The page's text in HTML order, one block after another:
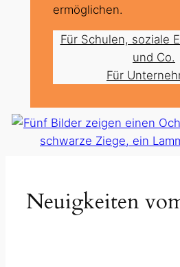
ermöglichen.
Für Schulen, soziale
und Co.
Für
Neuigkeiten